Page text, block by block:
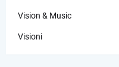
Vision & Music
Visioni